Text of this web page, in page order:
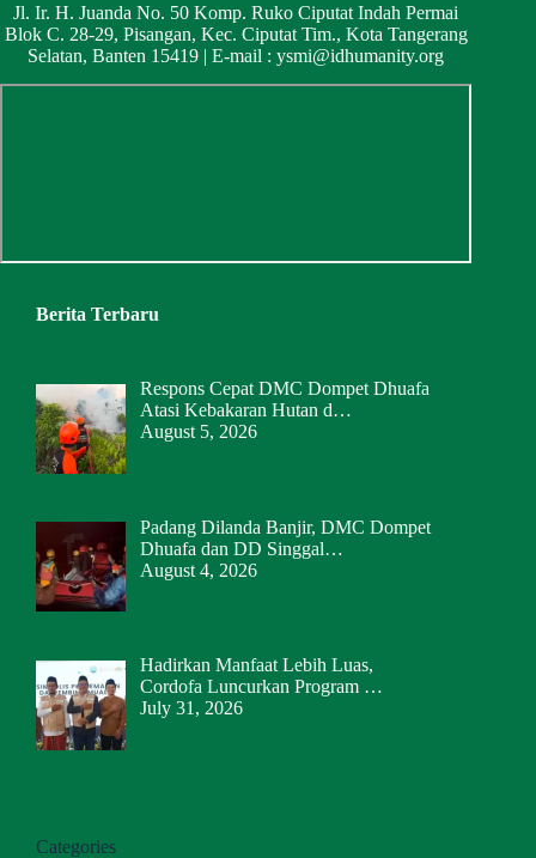
Jl. Ir. H. Juanda No. 50 Komp. Ruko Ciputat Indah Permai
Blok C. 28-29, Pisangan, Kec. Ciputat Tim., Kota Tangerang
Selatan, Banten 15419 | E-mail :ysmi@idhumanity.org
Berita Terbaru
Respons Cepat DMC Dompet Dhuafa
Atasi Kebakaran Hutan d…
August 5, 2026
Padang Dilanda Banjir, DMC Dompet
Dhuafa dan DD Singgal…
August 4, 2026
Hadirkan Manfaat Lebih Luas,
Cordofa Luncurkan Program …
July 31, 2026
Categories